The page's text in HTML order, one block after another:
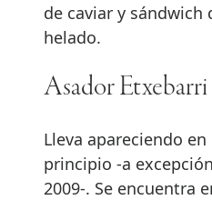
de caviar y sándwich
helado.
Asador Etxebarri
Lleva apareciendo
principio -a
2009-. Se encuentra